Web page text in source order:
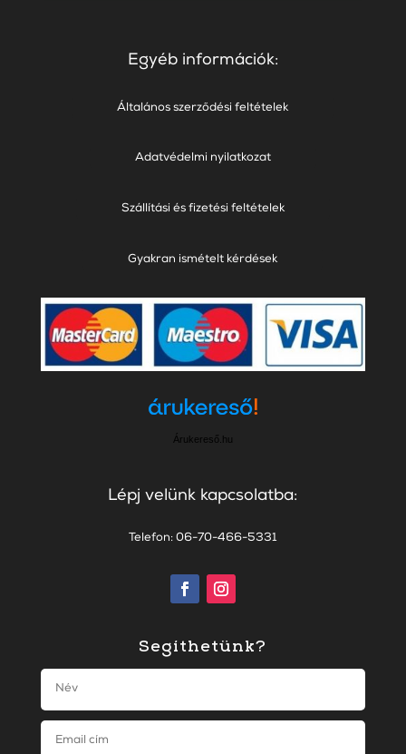
Egyéb információk:
Általános szerződési feltételek
Adatvédelmi nyilatkozat
Szállítási és fizetési feltételek
Gyakran ismételt kérdések
Árukereső.hu
Lépj velünk kapcsolatba:
Telefon: 06-70-466-5331
Segíthetünk?